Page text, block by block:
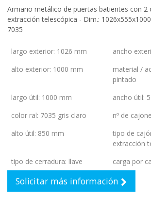
Armario metálico de puertas batientes con 2
extracción telescópica - Dim.:
7035
largo exterior: 1026 mm ancho
alto exterior: 1000 mm material /
pintado
largo útil: 1000 mm ancho útil:
color ral: 7035 gris claro nº de
alto útil: 850 mm tipo de
extracción
tipo de cerradura: llave carga por
Solicitar más información